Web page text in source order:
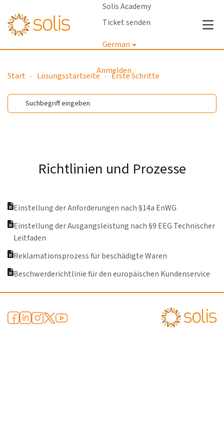
Solis Academy
Ticket senden
German
Anmelden
Start Lösungsstartseite Erste Schritte
Richtlinien und Prozesse
Einstellung der Anforderungen nach §14a EnWG
Einstellung der Ausgangsleistung nach §9 EEG Technischer
Leitfaden
Reklamationsprozess für beschädigte Waren
Beschwerderichtlinie für den europäischen Kundenservice